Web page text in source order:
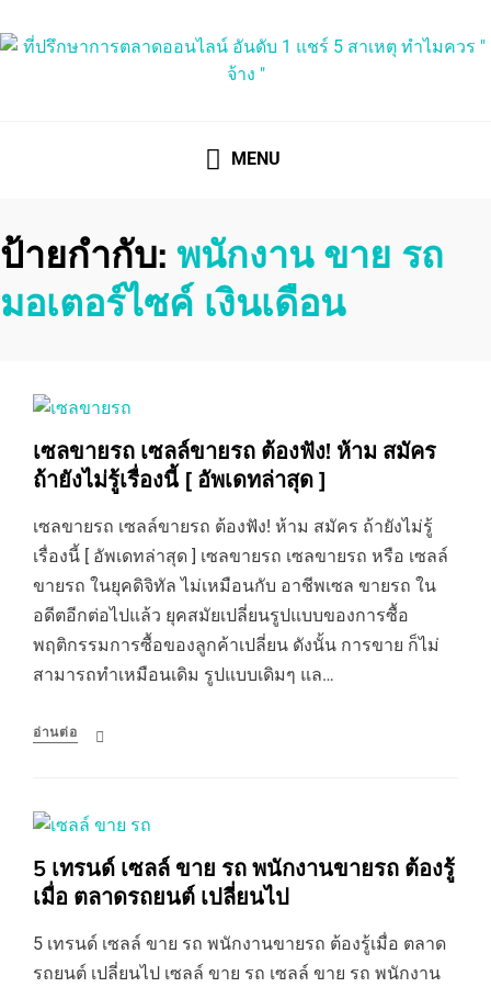
MENU
ป้ายกำกับ: พนักงาน ขาย รถ
มอเตอร์ไซค์ เงินเดือน
เซลขายรถ เซลล์ขายรถ ต้องฟัง! ห้าม สมัคร
ถ้ายังไม่รู้เรื่องนี้ [ อัพเดทล่าสุด ]
เซลขายรถ เซลล์ขายรถ ต้องฟัง! ห้าม สมัคร ถ้ายังไม่รู้
เรื่องนี้ [ อัพเดทล่าสุด ] เซลขายรถ เซลขายรถ หรือ เซลล์
ขายรถ ในยุคดิจิทัล ไม่เหมือนกับ อาชีพเซล ขายรถ ใน
อดีตอีกต่อไปแล้ว ยุคสมัยเปลี่ยนรูปแบบของการซื้อ
พฤติกรรมการซื้อของลูกค้าเปลี่ยน ดังนั้น การขาย ก็ไม่
สามารถทำเหมือนเดิม รูปแบบเดิมๆ แล…
อ่านต่อ
5 เทรนด์ เซลล์ ขาย รถ พนักงานขายรถ ต้องรู้
เมื่อ ตลาดรถยนต์ เปลี่ยนไป
5 เทรนด์ เซลล์ ขาย รถ พนักงานขายรถ ต้องรู้เมื่อ ตลาด
รถยนต์ เปลี่ยนไป เซลล์ ขาย รถ เซลล์ ขาย รถ พนักงาน